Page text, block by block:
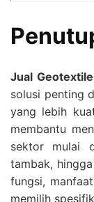
Jual
solusi penting
yang lebih
membantu
sektor mulai
tambak,
fungsi,
memilih